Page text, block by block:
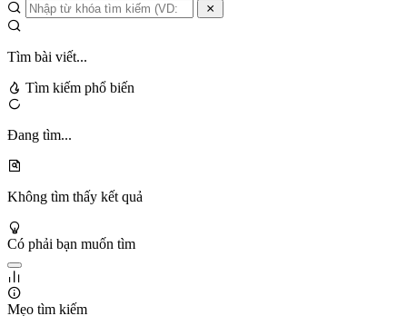
Tìm bài viết...
Tìm kiếm phổ biến
Đang tìm...
Không tìm thấy kết quả
Có phải bạn muốn tìm
Mẹo tìm kiếm